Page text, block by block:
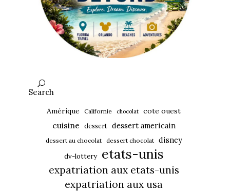
Search
Amérique Californie chocolat cote ouest
cuisine dessert dessert americain
dessert au chocolat dessert chocolat disney
dv-lottery etats-unis
expatriation aux etats-unis
expatriation aux usa